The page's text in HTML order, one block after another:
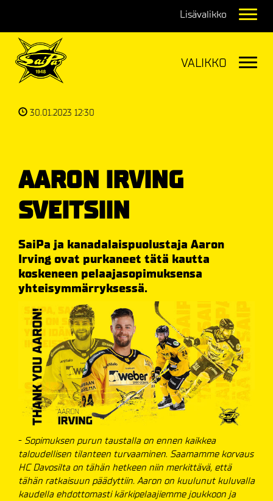
30.01.2023 12:30
AARON IRVING
SVEITSIIN
SaiPa ja kanadalaispuolustaja Aaron
Irving ovat purkaneet tätä kautta
koskeneen pelaajasopimuksensa
yhteisymmärryksessä.
- Sopimuksen purun taustalla on ennen kaikkea
taloudellisen tilanteen turvaaminen. Saamamme korvaus
HC Davosilta on tähän hetkeen niin merkittävä, että
tähän ratkaisuun päädyttiin. Aaron on kuulunut kuluvalla
kaudella ehdottomasti kärkipelaajiemme joukkoon ja